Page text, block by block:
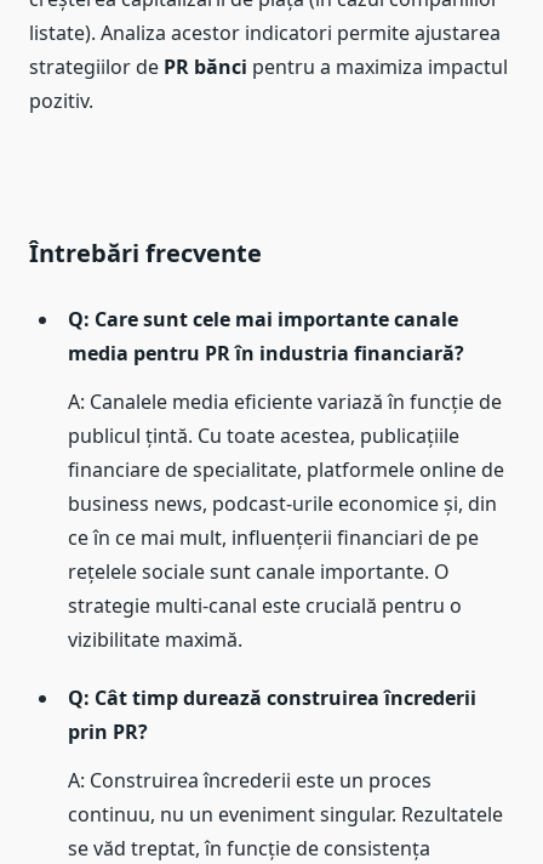
listate). Analiza acestor indicatori permite ajustarea
strategiilor de PR bănci pentru a maximiza impactul
pozitiv.
Întrebări frecvente
Q: Care sunt cele mai importante canale
media pentru PR în industria financiară?
A: Canalele media eficiente variază în funcție de
publicul țintă. Cu toate acestea, publicațiile
financiare de specialitate, platformele online de
business news, podcast-urile economice și, din
ce în ce mai mult, influențerii financiari de pe
rețelele sociale sunt canale importante. O
strategie multi-canal este crucială pentru o
vizibilitate maximă.
Q: Cât timp durează construirea încrederii
prin PR?
A: Construirea încrederii este un proces
continuu, nu un eveniment singular. Rezultatele
se văd treptat, în funcție de consistența